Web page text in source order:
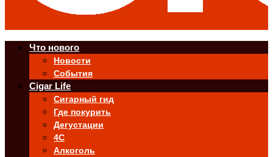
Что нового
Новости
События
Cigar Life
Сигарный гид
Где покурить
Дегустации
4C
Алкоголь